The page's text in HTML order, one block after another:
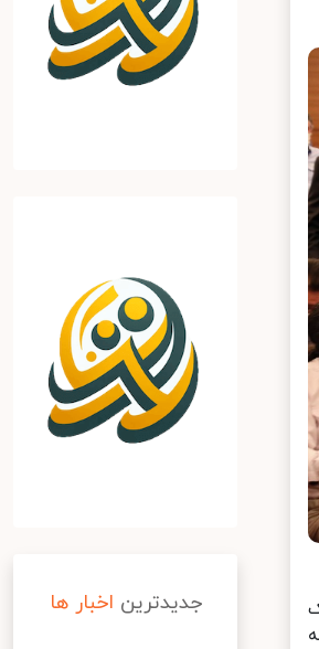
جدیدترین اخبار ها